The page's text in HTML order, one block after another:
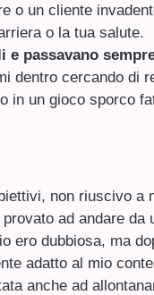
o un cliente
o la tua salute.
passavano
dentro cercando di
in un gioco sporco
non riuscivo a
ad andare da
ero dubbiosa, ma
adatto al mio
anche ad